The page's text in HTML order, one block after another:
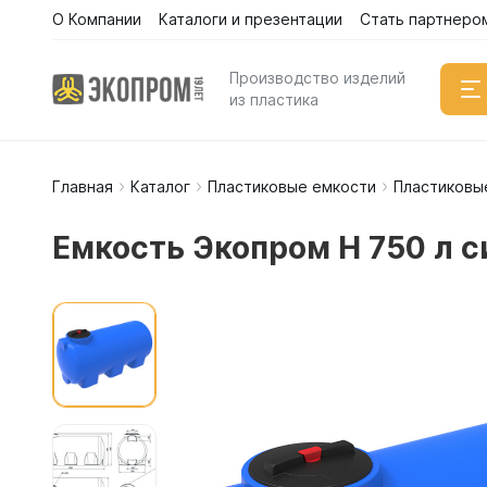
О Компании Каталоги и презентации Стать
Производство изделий
из пластика
Емкости
Главная Каталог Пластиковые емкости
Емкость Экопром H 750 л